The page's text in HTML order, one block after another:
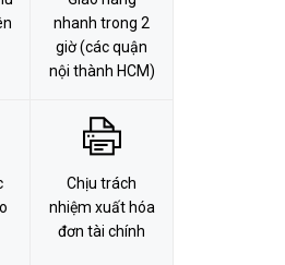
nhanh trong 2
giờ (các quận
nội thành HCM)
Chịu trách
nhiệm xuất hóa
đơn tài chính